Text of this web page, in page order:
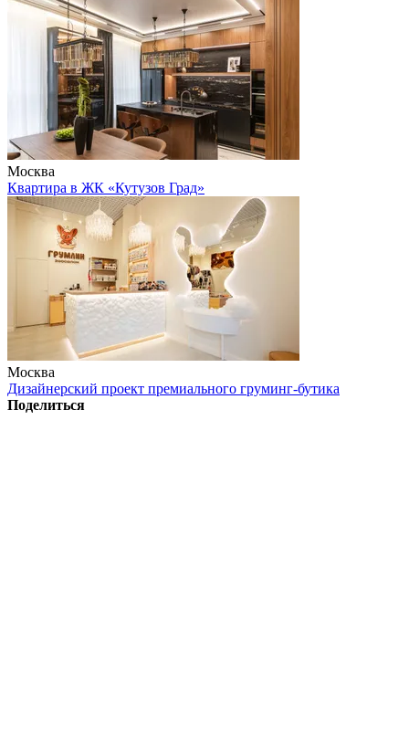
Москва
Квартира в ЖК «Кутузов Град»
Москва
Дизайнерский проект премиального груминг-бутика
Поделиться